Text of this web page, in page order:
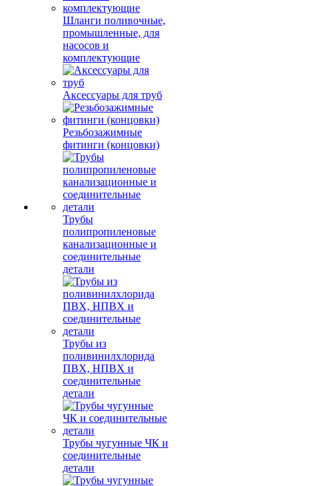
Шланги поливочные,
промышленные, для
насосов и
комплектующие
Аксессуары для труб
Резьбозажимные
фитинги (концовки)
Трубы
полипропиленовые
канализационные и
соединительные
детали
Трубы из
поливинилхлорида
ПВХ, НПВХ и
соединительные
детали
Трубы чугунные ЧК и
соединительные
детали